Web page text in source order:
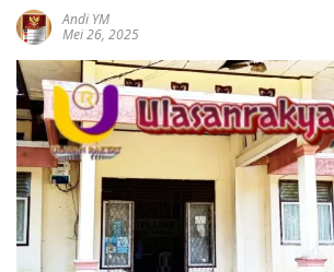
Andi YM
Mei 26, 2025